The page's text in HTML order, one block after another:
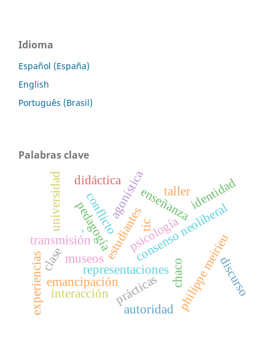
Idioma
Español (España)
English
Português (Brasil)
Palabras clave
representaciones
estudiantes
prácticas
enseñanza
psicología
consenso neoliberal
conflictoagonística
philippe meirieu
pedagogía
transmisión
autoridad
identidad
emancipación
taller
museos
tic
experiencias
universidad -
interacción
didáctica
discurso
clase chaco